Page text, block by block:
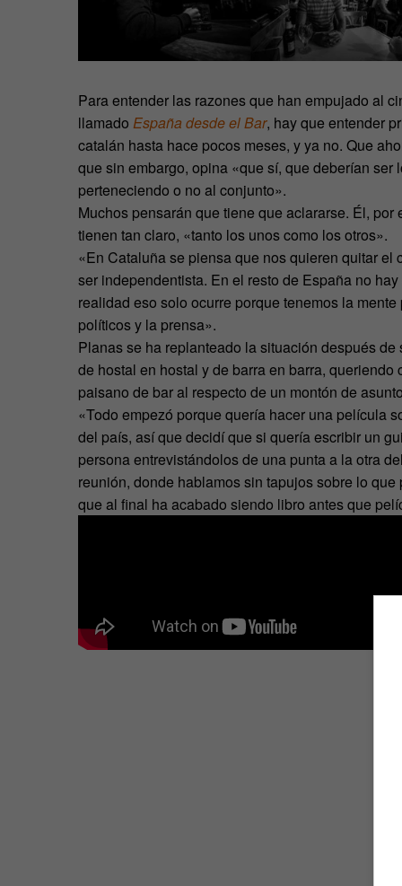
Para entender las razones que han empujado al
llamado España desde el Bar, hay que entender
catalán hasta hace pocos meses, y ya no. Que
que sin embargo, opina «que sí, que deberían
perteneciendo o no al conjunto».
Muchos pensarán que tiene que aclararse. Él,
tienen tan claro, «tanto los unos como los otros».
«En Cataluña se piensa que nos quieren quitar
ser independentista. En el resto de España no
realidad eso solo ocurre porque tenemos la
políticos y la prensa».
Planas se ha replanteado la situación después
de hostal en hostal y de barra en barra,
paisano de bar al respecto de un montón de
«Todo empezó porque quería hacer una película
del país, así que decidí que si quería escribir un
persona entrevistándolos de una punta a la otra
reunión, donde hablamos sin tapujos sobre lo
que al final ha acabado siendo libro antes que